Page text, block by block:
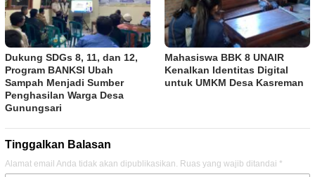
Dukung SDGs 8, 11, dan 12,
Program BANKSI Ubah
Sampah Menjadi Sumber
Penghasilan Warga Desa
Gunungsari
Mahasiswa BBK 8 UNAIR
Kenalkan Identitas Digital
untuk UMKM Desa Kasreman
Tinggalkan Balasan
Alamat email Anda tidak akan dipublikasikan. Ruas yang wajib ditandai *